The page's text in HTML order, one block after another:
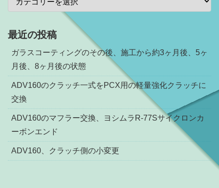
最近の投稿
ガラスコーティングのその後、施工から約3ヶ月後、5ヶ
月後、8ヶ月後の状態
ADV160のクラッチ一式をPCX用の軽量強化クラッチに
交換
ADV160のマフラー交換、ヨシムラR-77Sサイクロンカ
ーボンエンド
ADV160、クラッチ側の小変更